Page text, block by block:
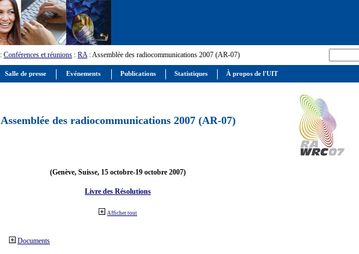
: Conférences et réunions : RA: Assemblée des radiocommunications 2007 (AR-07)
Assemblée des radiocommunications 2007 (AR-07)
(Genève, Suisse, 15 octobre-19 octobre 2007)
Livre des Résolutions
Afficher tout
Documents
Salle de presse Evénements Publications Statistiques À propos de l'UIT